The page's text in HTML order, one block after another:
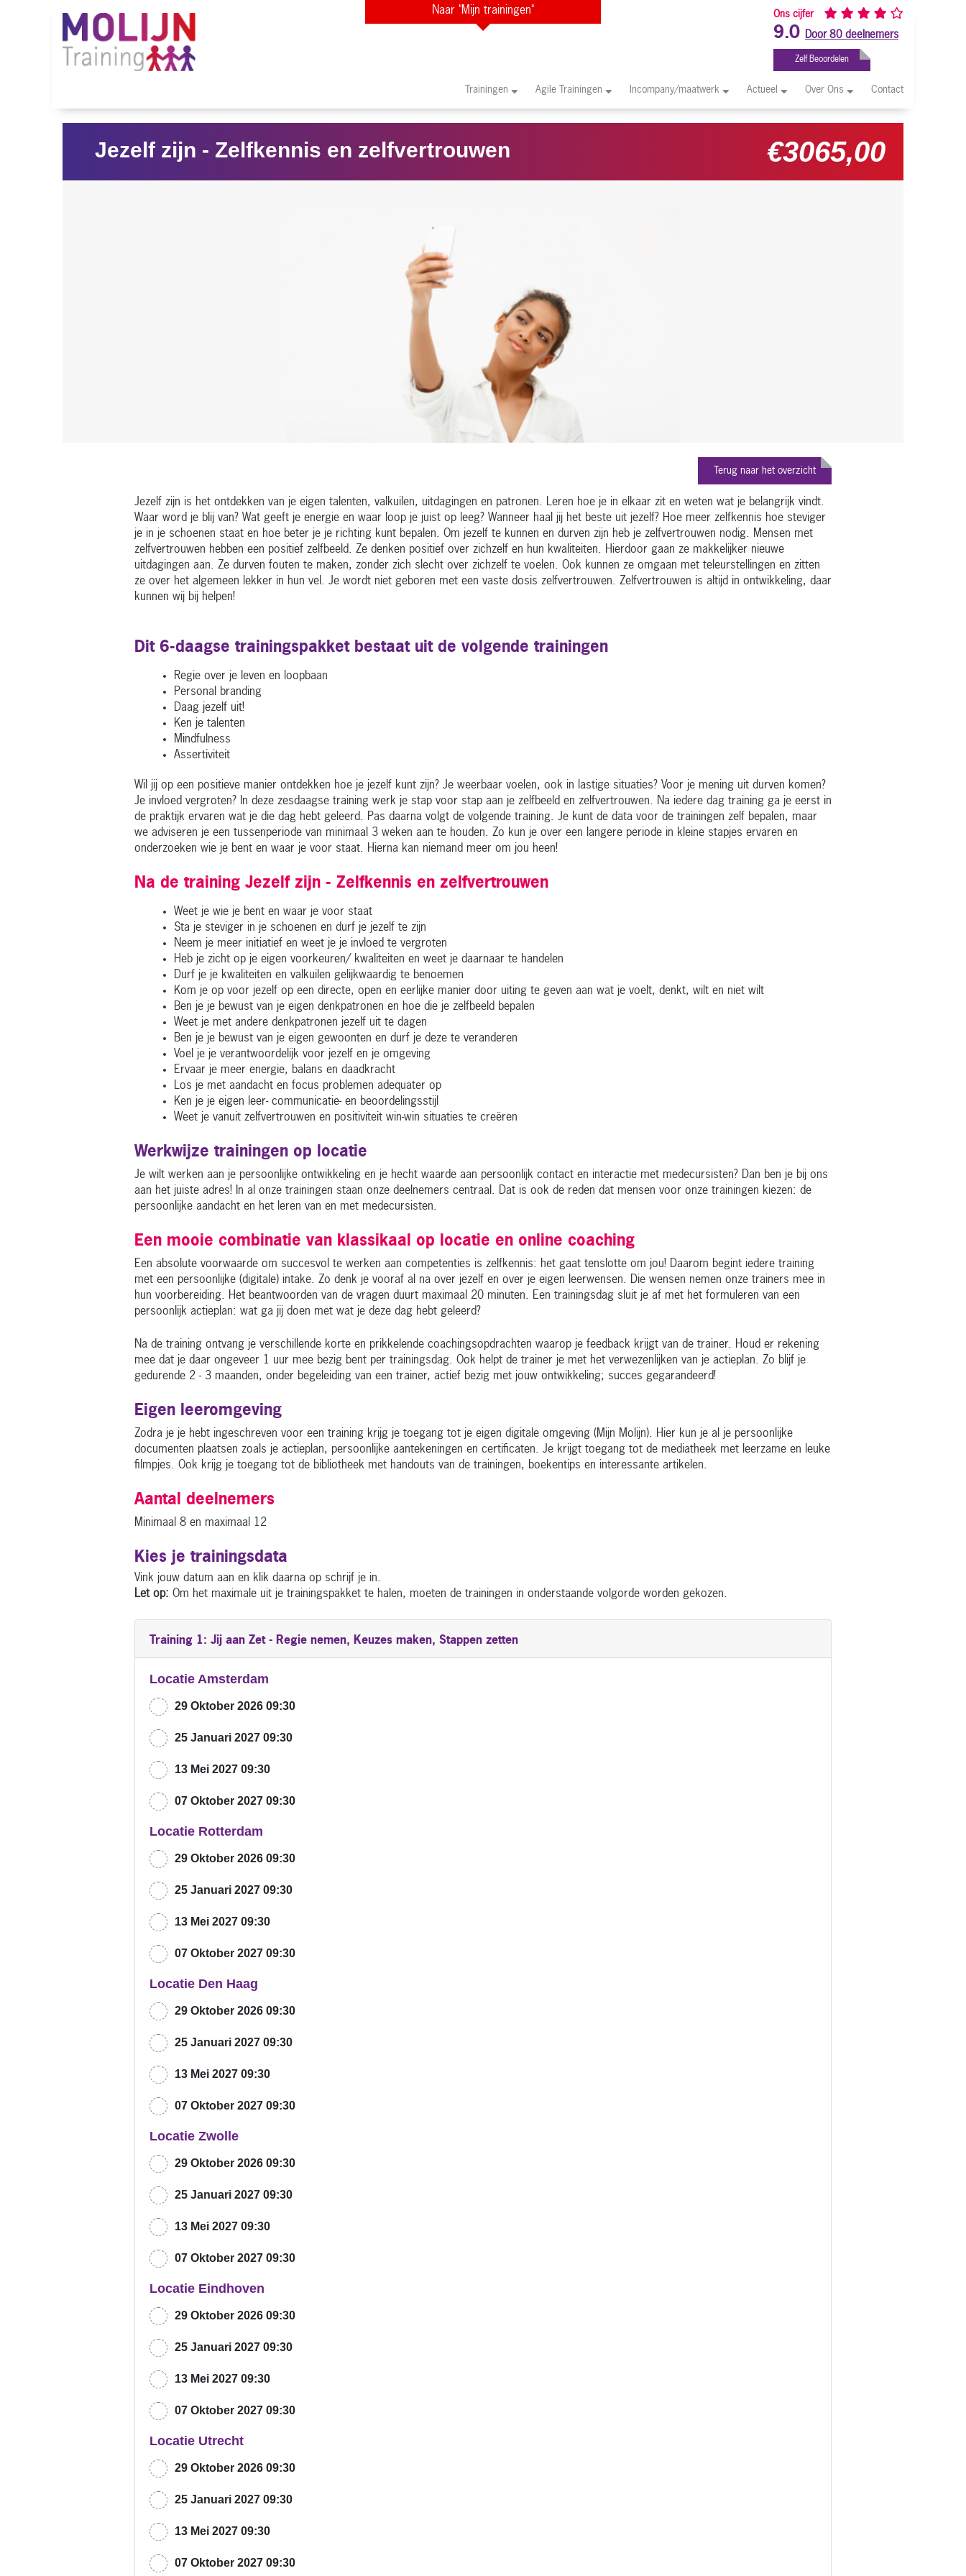
Naar "Mijn trainingen" Ons cijfer
9.0 Door 80 deelnemers
Zelf Beoordelen
Trainingen Agile Trainingen Incompany/maatwerk Actueel Over Ons Contact
Jezelf zijn - Zelfkennis en zelfvertrouwen €3065,00
Terug naar het overzicht
Jezelf zijn is het ontdekken van je eigen talenten, valkuilen, uitdagingen en patronen. Leren hoe je in elkaar zit en weten wat je belangrijk vindt.
Waar word je blij van? Wat geeft je energie en waar loop je juist op leeg? Wanneer haal jij het beste uit jezelf? Hoe meer zelfkennis hoe steviger
je in je schoenen staat en hoe beter je je richting kunt bepalen. Om jezelf te kunnen en durven zijn heb je zelfvertrouwen nodig. Mensen met
zelfvertrouwen hebben een positief zelfbeeld. Ze denken positief over zichzelf en hun kwaliteiten. Hierdoor gaan ze makkelijker nieuwe
uitdagingen aan. Ze durven fouten te maken, zonder zich slecht over zichzelf te voelen. Ook kunnen ze omgaan met teleurstellingen en zitten
ze over het algemeen lekker in hun vel. Je wordt niet geboren met een vaste dosis zelfvertrouwen. Zelfvertrouwen is altijd in ontwikkeling, daar
kunnen wij bij helpen!
Dit 6-daagse trainingspakket bestaat uit de volgende trainingen
Regie over je leven en loopbaan
Personal branding
Daag jezelf uit!
Ken je talenten
Mindfulness
Assertiviteit
Wil jij op een positieve manier ontdekken hoe je jezelf kunt zijn? Je weerbaar voelen, ook in lastige situaties? Voor je mening uit durven komen?
Je invloed vergroten? In deze zesdaagse training werk je stap voor stap aan je zelfbeeld en zelfvertrouwen. Na iedere dag training ga je eerst in
de praktijk ervaren wat je die dag hebt geleerd. Pas daarna volgt de volgende training. Je kunt de data voor de trainingen zelf bepalen, maar
we adviseren je een tussenperiode van minimaal 3 weken aan te houden. Zo kun je over een langere periode in kleine stapjes ervaren en
onderzoeken wie je bent en waar je voor staat. Hierna kan niemand meer om jou heen!
Na de training Jezelf zijn - Zelfkennis en zelfvertrouwen
Weet je wie je bent en waar je voor staat
Sta je steviger in je schoenen en durf je jezelf te zijn
Neem je meer initiatief en weet je je invloed te vergroten
Heb je zicht op je eigen voorkeuren/ kwaliteiten en weet je daarnaar te handelen
Durf je je kwaliteiten en valkuilen gelijkwaardig te benoemen
Kom je op voor jezelf op een directe, open en eerlijke manier door uiting te geven aan wat je voelt, denkt, wilt en niet wilt
Ben je je bewust van je eigen denkpatronen en hoe die je zelfbeeld bepalen
Weet je met andere denkpatronen jezelf uit te dagen
Ben je je bewust van je eigen gewoonten en durf je deze te veranderen
Voel je je verantwoordelijk voor jezelf en je omgeving
Ervaar je meer energie, balans en daadkracht
Los je met aandacht en focus problemen adequater op
Ken je je eigen leer- communicatie- en beoordelingsstijl
Weet je vanuit zelfvertrouwen en positiviteit win-win situaties te creëren
Werkwijze trainingen op locatie
Je wilt werken aan je persoonlijke ontwikkeling en je hecht waarde aan persoonlijk contact en interactie met medecursisten? Dan ben je bij ons
aan het juiste adres! In al onze trainingen staan onze deelnemers centraal. Dat is ook de reden dat mensen voor onze trainingen kiezen: de
persoonlijke aandacht en het leren van en met medecursisten.
Een mooie combinatie van klassikaal op locatie en online coaching
Een absolute voorwaarde om succesvol te werken aan competenties is zelfkennis: het gaat tenslotte om jou! Daarom begint iedere training
met een persoonlijke (digitale) intake. Zo denk je vooraf al na over jezelf en over je eigen leerwensen. Die wensen nemen onze trainers mee in
hun voorbereiding. Het beantwoorden van de vragen duurt maximaal 20 minuten. Een trainingsdag sluit je af met het formuleren van een
persoonlijk actieplan: wat ga jij doen met wat je deze dag hebt geleerd?
Na de training ontvang je verschillende korte en prikkelende coachingsopdrachten waarop je feedback krijgt van de trainer. Houd er rekening
mee dat je daar ongeveer 1 uur mee bezig bent per trainingsdag. Ook helpt de trainer je met het verwezenlijken van je actieplan. Zo blijf je
gedurende 2 - 3 maanden, onder begeleiding van een trainer, actief bezig met jouw ontwikkeling; succes gegarandeerd!
Eigen leeromgeving
Zodra je je hebt ingeschreven voor een training krijg je toegang tot je eigen digitale omgeving (Mijn Molijn). Hier kun je al je persoonlijke
documenten plaatsen zoals je actieplan, persoonlijke aantekeningen en certificaten. Je krijgt toegang tot de mediatheek met leerzame en leuke
filmpjes. Ook krijg je toegang tot de bibliotheek met handouts van de trainingen, boekentips en interessante artikelen.
Aantal deelnemers
Minimaal 8 en maximaal 12
Kies je trainingsdata
Vink jouw datum aan en klik daarna op schrijf je in.
Let op: Om het maximale uit je trainingspakket te halen, moeten de trainingen in onderstaande volgorde worden gekozen.
Training 1: Jij aan Zet - Regie nemen, Keuzes maken, Stappen zetten
Locatie Amsterdam
29 Oktober 2026 09:30
25 Januari 2027 09:30
13 Mei 2027 09:30
07 Oktober 2027 09:30
Locatie Rotterdam
29 Oktober 2026 09:30
25 Januari 2027 09:30
13 Mei 2027 09:30
07 Oktober 2027 09:30
Locatie Den Haag
29 Oktober 2026 09:30
25 Januari 2027 09:30
13 Mei 2027 09:30
07 Oktober 2027 09:30
Locatie Zwolle
29 Oktober 2026 09:30
25 Januari 2027 09:30
13 Mei 2027 09:30
07 Oktober 2027 09:30
Locatie Eindhoven
29 Oktober 2026 09:30
25 Januari 2027 09:30
13 Mei 2027 09:30
07 Oktober 2027 09:30
Locatie Utrecht
29 Oktober 2026 09:30
25 Januari 2027 09:30
13 Mei 2027 09:30
07 Oktober 2027 09:30